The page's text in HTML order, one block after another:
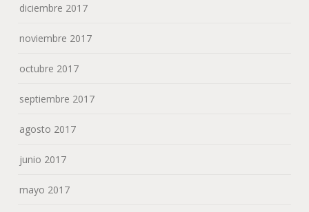
diciembre 2017
noviembre 2017
octubre 2017
septiembre 2017
agosto 2017
junio 2017
mayo 2017